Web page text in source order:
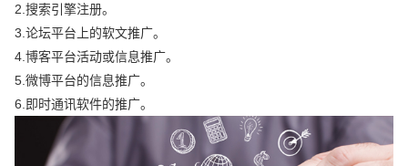
2.搜索引擎注册。
3.论坛平台上的软文推广。
4.博客平台活动或信息推广。
5.微博平台的信息推广。
6.即时通讯软件的推广。